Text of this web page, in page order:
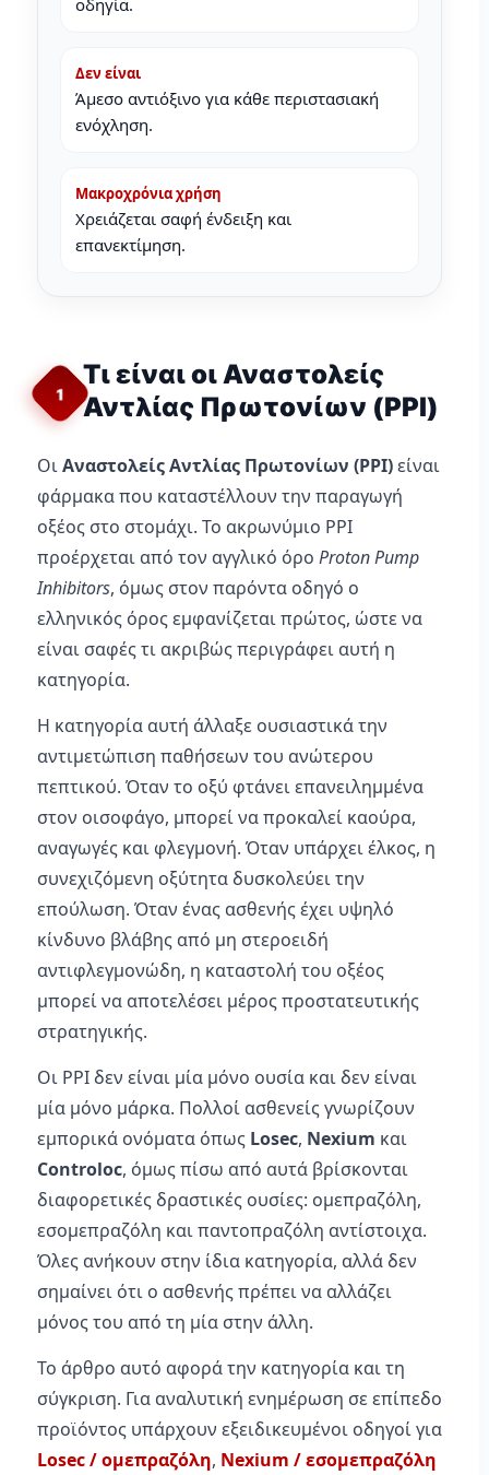
οδηγία.
Δεν είναι
Άμεσο αντιόξινο για κάθε περιστασιακή
ενόχληση.
Μακροχρόνια χρήση
Χρειάζεται σαφή ένδειξη και
επανεκτίμηση.
1
Τι είναι οι Αναστολείς
Αντλίας Πρωτονίων (PPI)
ΟιΑναστολείς Αντλίας Πρωτονίων (PPI)είναι
φάρμακα που καταστέλλουν την παραγωγή
οξέος στο στομάχι. Το ακρωνύμιο PPI
προέρχεται από τον αγγλικό όρο Proton Pump
Inhibitors, όμως στον παρόντα οδηγό ο
ελληνικός όρος εμφανίζεται πρώτος, ώστε να
είναι σαφές τι ακριβώς περιγράφει αυτή η
κατηγορία.
Η κατηγορία αυτή άλλαξε ουσιαστικά την
αντιμετώπιση παθήσεων του ανώτερου
πεπτικού. Όταν το οξύ φτάνει επανειλημμένα
στον οισοφάγο, μπορεί να προκαλεί καούρα,
αναγωγές και φλεγμονή. Όταν υπάρχει έλκος, η
συνεχιζόμενη οξύτητα δυσκολεύει την
επούλωση. Όταν ένας ασθενής έχει υψηλό
κίνδυνο βλάβης από μη στεροειδή
αντιφλεγμονώδη, η καταστολή του οξέος
μπορεί να αποτελέσει μέρος προστατευτικής
στρατηγικής.
Οι PPI δεν είναι μία μόνο ουσία και δεν είναι
μία μόνο μάρκα. Πολλοί ασθενείς γνωρίζουν
εμπορικά ονόματα όπως Losec, Nexium και
Controloc, όμως πίσω από αυτά βρίσκονται
διαφορετικές δραστικές ουσίες: ομεπραζόλη,
εσομεπραζόλη και παντοπραζόλη αντίστοιχα.
Όλες ανήκουν στην ίδια κατηγορία, αλλά δεν
σημαίνει ότι ο ασθενής πρέπει να αλλάζει
μόνος του από τη μία στην άλλη.
Το άρθρο αυτό αφορά την κατηγορία και τη
σύγκριση. Για αναλυτική ενημέρωση σε επίπεδο
προϊόντος υπάρχουν εξειδικευμένοι οδηγοί για
Losec / ομεπραζόλη, Nexium / εσομεπραζόλη